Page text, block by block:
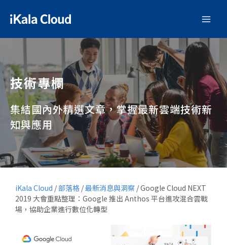
技術專欄
集結國內外精選文章，掌握最新雲端技術新
知與應用
iKala Cloud /部落格 /最新消息與洞察 /Google Cloud NEXT
2019 大會重點整理：Google 推出 Anthos 平台進攻混合雲戰
場，協助企業進行數位化轉型